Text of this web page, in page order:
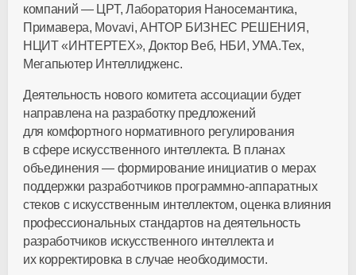
компаний — ЦРТ, Лаборатория Наносемантика,
Примавера, Movavi, АНТОР БИЗНЕС РЕШЕНИЯ,
НЦИТ «ИНТЕРТЕХ», Доктор Веб, НБИ, УМА.Тех,
Мегапьютер Интеллидженс.
Деятельность нового комитета ассоциации будет
направлена на разработку предложений
для комфортного нормативного регулирования
в сфере искусственного интеллекта. В планах
объединения — формирование инициатив о мерах
поддержки разработчиков программно-аппаратных
стеков с искусственным интеллектом, оценка влияния
профессиональных стандартов на деятельность
разработчиков искусственного интеллекта и
их корректировка в случае необходимости.